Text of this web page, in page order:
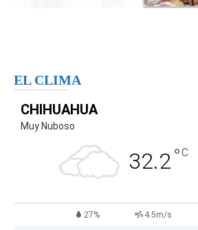
EL CLIMA
CHIHUAHUA
Muy Nuboso
32.2°C
27% 4.5m/s